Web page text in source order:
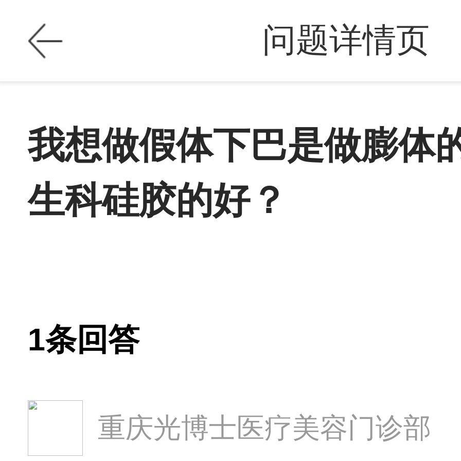
问题详情页
我想做假体下巴是做膨体
生科硅胶的好？
1条回答
重庆光博士医疗美容门诊部